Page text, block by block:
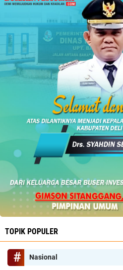
TOPIK POPULER
Nasional